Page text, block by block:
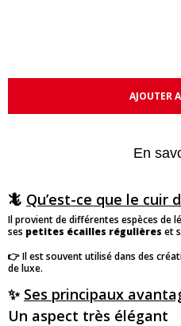
AJOUTER
En
🦎 Qu’est-ce que le cuir
Il provient de différentes espèces de
ses petites écailles régulières et
👉 Il est souvent utilisé dans des
de luxe.
✨ Ses principaux
Un aspect très élégant